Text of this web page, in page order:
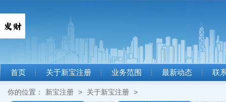
首页 关于新宝注册 业务范围 最新动态 联
你的位置： 新宝注册 > 关于新宝注册 >